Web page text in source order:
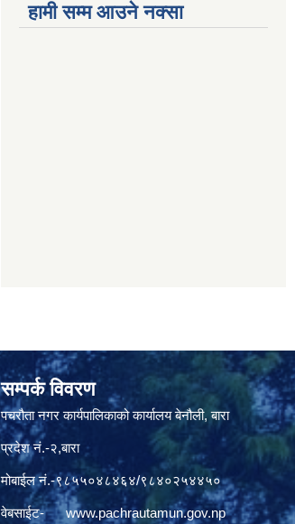
हामी सम्म आउने नक्सा
सम्पर्क विवरण
पचरौता नगर कार्यपालिकाको कार्यालय बेनौली, बारा
प्रदेश नं.-२,बारा
मोबाईल नं.-९८५५०४८४६४/९८४०२५४४५०
वेबसाईट-www.pachrautamun.gov.np